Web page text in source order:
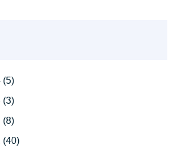
(5)
(3)
(8)
(40)